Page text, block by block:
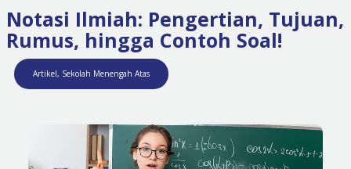
Notasi Ilmiah: Pengertian, Tujuan,
Rumus, hingga Contoh Soal!
Artikel, Sekolah Menengah Atas